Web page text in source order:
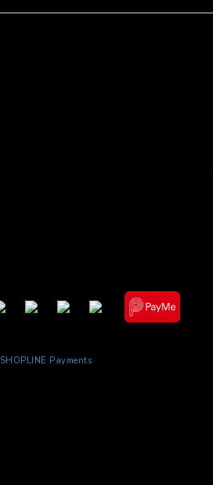
SHOPLINE Payments